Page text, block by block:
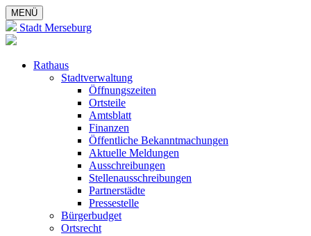
MENÜ
Stadt Merseburg
Rathaus
Stadtverwaltung
Öffnungszeiten
Ortsteile
Amtsblatt
Finanzen
Öffentliche Bekanntmachungen
Aktuelle Meldungen
Ausschreibungen
Stellenausschreibungen
Partnerstädte
Pressestelle
Bürgerbudget
Ortsrecht